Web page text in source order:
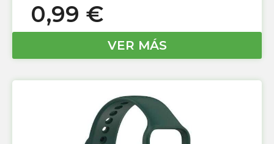
0,99 €
VER MÁS